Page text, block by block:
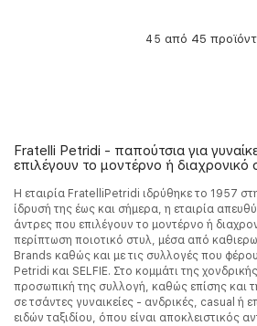
45 από 45
Fratelli Petridi - παπούτσια για
επιλέγουν το μοντέρνο ή διαχρονικό
Η εταιρία FratelliPetridi ιδρύθηκε το 1957
ίδρυσή της έως και σήμερα, η εταιρία
άντρες που επιλέγουν το μοντέρνο ή
περίπτωση ποιοτικό στυλ, μέσα από
Brands καθώς και με τις συλλογές που
Petridi και SELFIE. Στο κομμάτι της
προσωπική της συλλογή, καθώς επίσης και
σε τσάντες γυναικείες - ανδρικές, casual ή
ειδών ταξιδίου, όπου είναι αποκλειστικός